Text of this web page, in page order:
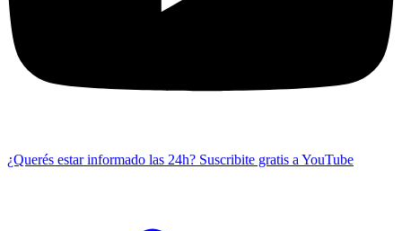
¿Querés estar informado las 24h? Suscribite gratis a YouTube